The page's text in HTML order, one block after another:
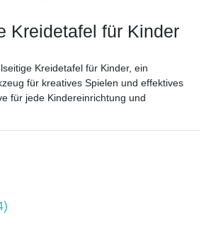
Kreidetafel für Kinder
Kreidetafel für Kinder, ein
für kreatives Spielen und effektives
für jede Kindereinrichtung und